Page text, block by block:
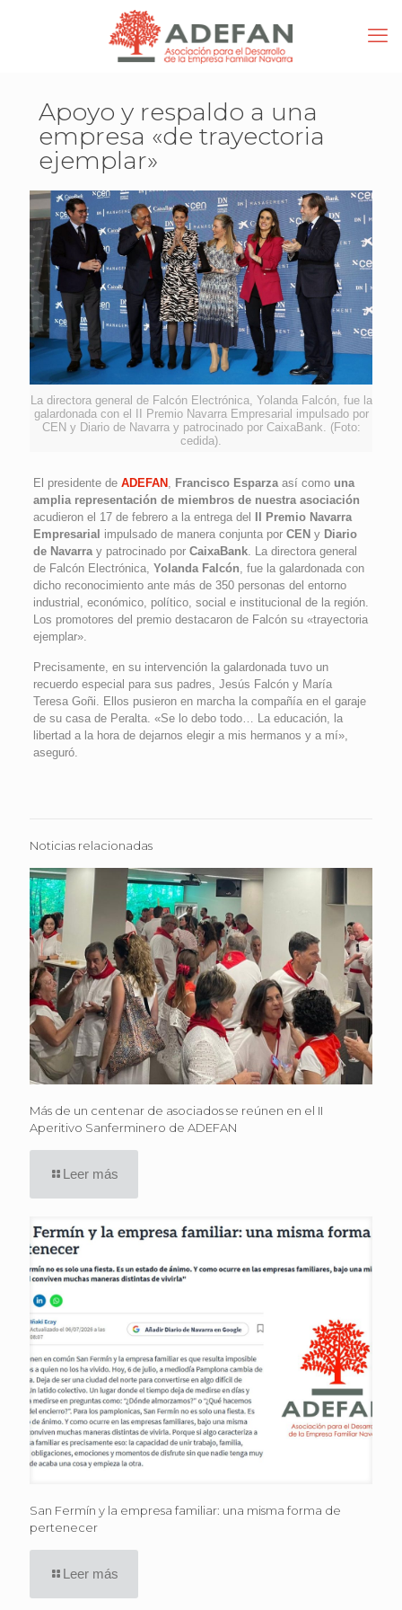
Apoyo y respaldo a una
empresa «de trayectoria
ejemplar»
La directora general de Falcón Electrónica, Yolanda Falcón, fue la
galardonada con el II Premio Navarra Empresarial impulsado por
CEN y Diario de Navarra y patrocinado por CaixaBank. (Foto:
cedida).
El presidente de ADEFAN , Francisco Esparzaasí como una
amplia representación de miembros de nuestra asociación
acudieron el 17 de febrero a la entrega del
II Premio Navarra
Empresarial impulsado de manera conjunta por CEN y Diario
de Navarray patrocinado por CaixaBank. La directora general
de Falcón Electrónica, Yolanda Falcón, fue la galardonada con
dicho reconocimiento ante más de 350 personas del entorno
industrial, económico, político, social e institucional de la región.
Los promotores del premio destacaron de Falcón su «trayectoria
ejemplar».
Precisamente, en su intervención la galardonada tuvo un
recuerdo especial para sus padres, Jesús Falcón y María
Teresa Goñi. Ellos pusieron en marcha la compañía en el garaje
de su casa de Peralta. «Se lo debo todo… La educación, la
libertad a la hora de dejarnos elegir a mis hermanos y a mí»,
aseguró.
Noticias relacionadas
Más de un centenar de asociados se reúnen en el II
Aperitivo Sanferminero de ADEFAN
Leer más
San Fermín y la empresa familiar: una misma forma de
pertenecer
Leer más